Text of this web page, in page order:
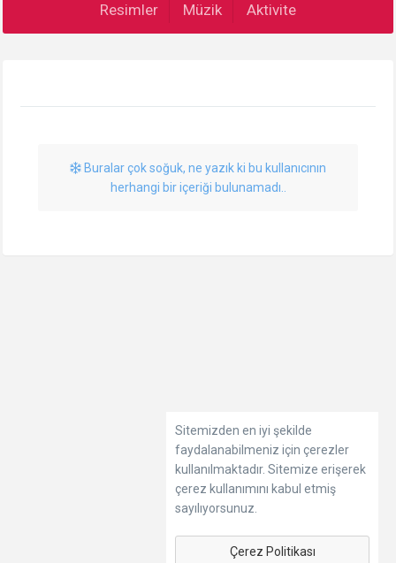
Resimler
Müzik Aktivite
Buralar çok soğuk, ne yazık ki bu kullanıcının
herhangi bir içeriği bulunamadı..
Sitemizden en iyi şekilde
faydalanabilmeniz için çerezler
kullanılmaktadır. Sitemize erişerek
çerez kullanımını kabul etmiş
sayılıyorsunuz.
Çerez Politikası